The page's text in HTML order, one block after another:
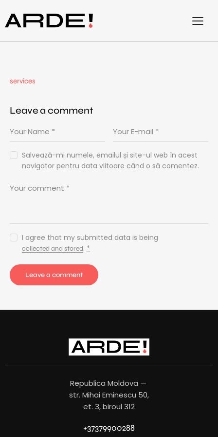
services
Leave a comment
Salvează-mi numele, emailul și site-ul web în acest
navigator pentru data viitoare când o să comentez.
I agree that my submitted data is being
collected and stored. *
Republica Moldova —
str. Mihai Eminescu 50,
et. 3, biroul 312
+37379900288